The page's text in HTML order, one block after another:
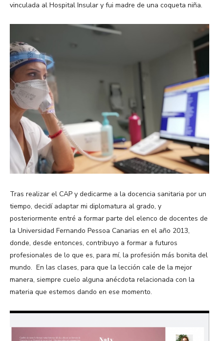
vinculada al Hospital Insular y fui madre de una coqueta niña.
Tras realizar el CAP y dedicarme a la docencia sanitaria por un
tiempo, decidí adaptar mi diplomatura al grado, y
posteriormente entré a formar parte del elenco de docentes de
la Universidad Fernando Pessoa Canarias en el año 2013,
donde, desde entonces, contribuyo a formar a futuros
profesionales de lo que es, para mí, la profesión más bonita del
mundo. En las clases, para que la lección cale de la mejor
manera, siempre cuelo alguna anécdota relacionada con la
materia que estemos dando en ese momento.